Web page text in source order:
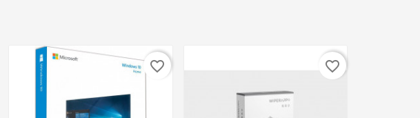
favorite_border favorite_border